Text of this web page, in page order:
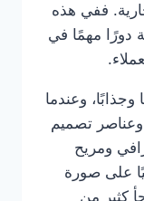
ففي هذه
دورًا مهمًا في
وعندما
تصميم
ومريح
على صورة
كثير من